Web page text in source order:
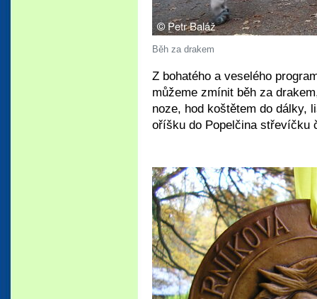
Běh za drakem
Z bohatého a veselého
můžeme zmínit běh za
noze, hod koštětem do dálky,
oříšku do Popelčina střevíčku